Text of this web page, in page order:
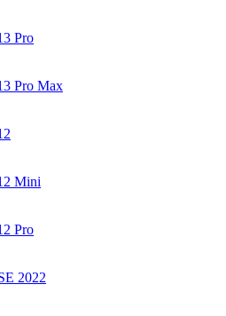
Pro
Pro Max
Mini
Pro
2022